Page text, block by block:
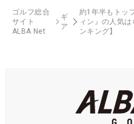
ゴルフ総合
サイト
ALBA Net
ギ
ア
約1年半もトッ
ィン』の人気
ンキング】